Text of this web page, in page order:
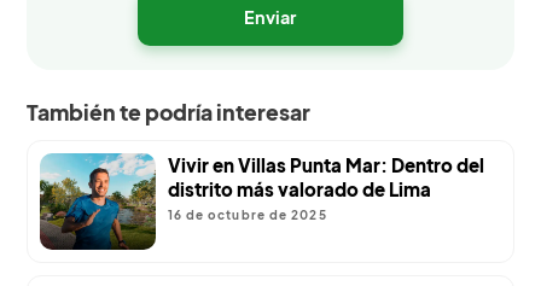
También te podría interesar
Vivir en Villas Punta Mar: Dentro del
distrito más valorado de Lima
16 de octubre de 2025